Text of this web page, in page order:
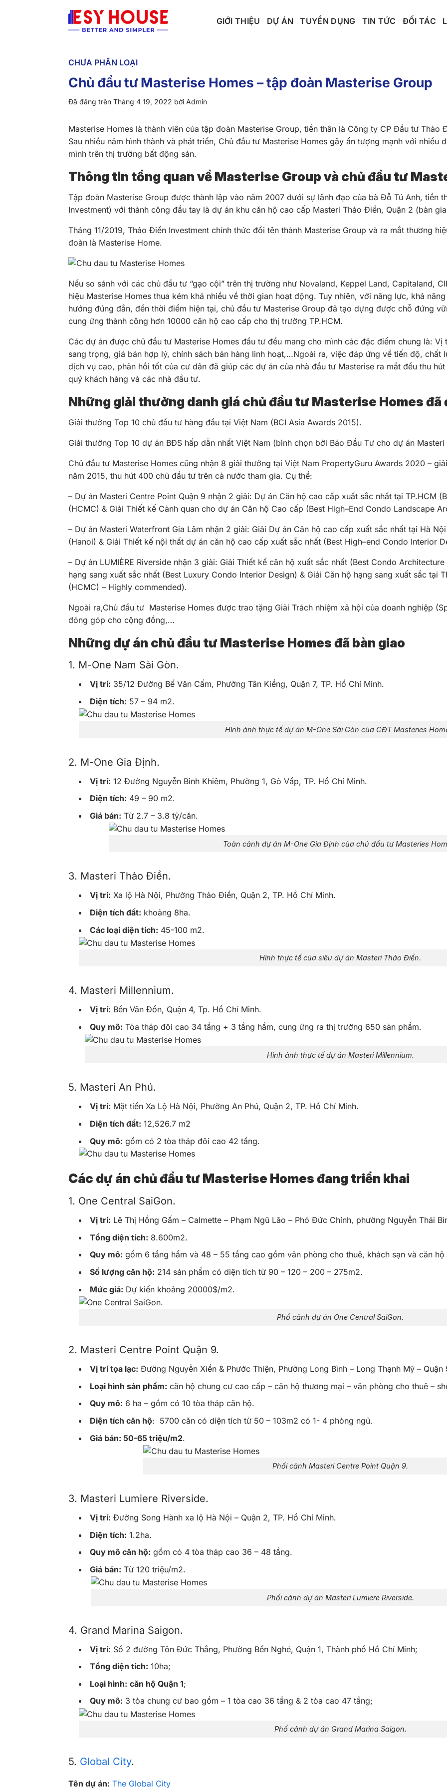
GIỚI THIỆU DỰ ÁN TUYỂN DỤNG TIN TỨC ĐỐI TÁC
CHƯA PHÂN LOẠI
Chủ đầu tư Masterise Homes – tập đoàn Masterise Group
Đã đăng trên Tháng 4 19, 2022 bởi Admin
Masterise Homes là thành viên của tập đoàn Masterise Group, tiền thân là Công ty CP Đầu tư
Sau nhiều năm hình thành và phát triển, Chủ đầu tư Masterise Homes gây ấn tượng mạnh với nhiều
mình trên thị trường bất động sản.
Thông tin tổng quan về Masterise Group và chủ đầu tư
Tập đoàn Masterise Group được thành lập vào năm 2007 dưới sự lãnh đạo của bà Đỗ Tú Anh, tiền
Investment) với thành công đầu tay là dự án khu căn hộ cao cấp Masteri Thảo Điền, Quận 2 (bàn
Tháng 11/2019, Thảo Điền Investment chính thức đổi tên thành Masterise Group và ra mắt thương
đoàn là Masterise Home.
Nếu so sánh với các chủ đầu tư “gạo cội” trên thị trường như Novaland, Keppel Land, Capitaland,
hiệu Masterise Homes thua kém khá nhiều về thời gian hoạt động. Tuy nhiên, với năng lực, khả
hướng đúng đắn, đến thời điểm hiện tại, chủ đầu tư Masterise Group đã tạo dựng được chỗ đứng
cung ứng thành công hơn 10000 căn hộ cao cấp cho thị trường TP.HCM.
Các dự án được chủ đầu tư Masterise Homes đầu tư đều mang cho mình các đặc điểm chung là:
sang trọng, giá bán hợp lý, chính sách bán hàng linh hoạt,…Ngoài ra, việc đáp ứng về tiến độ,
dịch vụ cao, phản hồi tốt của cư dân đã giúp các dự án của nhà đầu tư Masterise ra mắt đều thu
quý khách hàng và các nhà đầu tư.
Những giải thưởng danh giá chủ đầu tư Masterise Homes đã
Giải thưởng Top 10 chủ đầu tư hàng đầu tại Việt Nam (BCI Asia Awards 2015).
Giải thưởng Top 10 dự án BĐS hấp dẫn nhất Việt Nam (bình chọn bởi Báo Đầu Tư cho dự án
Chủ đầu tư Masterise Homes cũng nhận 8 giải thưởng tại Việt Nam PropertyGuru Awards 2020 –
năm 2015, thu hút 400 chủ đầu tư trên cả nước tham gia. Cụ thể:
– Dự án Masteri Centre Point Quận 9 nhận 2 giải: Dự án Căn hộ cao cấp xuất sắc nhất tại TP.HCM
(HCMC) & Giải Thiết kế Cảnh quan cho dự án Căn hộ Cao cấp (Best High–End Condo Landscape
– Dự án Masteri Waterfront Gia Lâm nhận 2 giải: Giải Dự án Căn hộ cao cấp xuất sắc nhất tại Hà
(Hanoi) & Giải Thiết kế nội thất dự án căn hộ cao cấp xuất sắc nhất (Best High–end Condo Interior
– Dự án LUMIÈRE Riverside nhận 3 giải: Giải Thiết kế căn hộ xuất sắc nhất (Best Condo
hạng sang xuất sắc nhất (Best Luxury Condo Interior Design) & Giải Căn hộ hạng sang xuất sắc tại
(HCMC) – Highly commended).
Ngoài ra,Chủ đầu tư Masterise Homes được trao tặng Giải Trách nhiệm xã hội của doanh nghiệp
đóng góp cho cộng đồng,…
Những dự án chủ đầu tư Masterise Homes đã bàn giao
1. M-One Nam Sài Gòn.
Vị trí: 35/12 Đường Bế Văn Cấm, Phường Tân Kiểng, Quận 7, TP. Hồ Chí Minh.
Diện tích: 57 – 94 m2.
Hình ảnh thực tế dự án M-One Sài Gòn của CĐT Masteries
2. M-One Gia Định.
Vị trí: 12 Đường Nguyễn Bỉnh Khiêm, Phường 1, Gò Vấp, TP. Hồ Chí Minh.
Diện tích: 49 – 90 m2.
Giá bán: Từ 2.7 – 3.8 tỷ/căn.
Toàn cảnh dự án M-One Gia Định của chủ đầu tư Masteries
3. Masteri Thảo Điền.
Vị trí: Xa lộ Hà Nội, Phường Thảo Điền, Quận 2, TP. Hồ Chí Minh.
Diện tích đất: khoảng 8ha.
Các loại diện tích: 45-100 m2.
Hình thực tế của siêu dự án Masteri Thảo Điền.
4. Masteri Millennium.
Vị trí: Bến Vân Đồn, Quận 4, Tp. Hồ Chí Minh.
Quy mô: Tòa tháp đôi cao 34 tầng + 3 tầng hầm, cung ứng ra thị trường 650 sản phẩm.
Hình ảnh thực tế dự án Masteri Millennium.
5. Masteri An Phú.
Vị trí: Mặt tiền Xa Lộ Hà Nội, Phường An Phú, Quận 2, TP. Hồ Chí Minh.
Diện tích đất: 12,526.7 m2
Quy mô: gồm có 2 tòa tháp đôi cao 42 tầng.
Các dự án chủ đầu tư Masterise Homes đang triển khai
1. One Central SaiGon.
Vị trí: Lê Thị Hồng Gấm – Calmette – Phạm Ngũ Lão – Phó Đức Chính, phường Nguyễn Thái
Tổng diện tích: 8.600m2.
Quy mô: gồm 6 tầng hầm và 48 – 55 tầng cao gồm văn phòng cho thuê, khách sạn và căn hộ
Số lượng căn hộ: 214 sản phẩm có diện tích từ 90 – 120 – 200 – 275m2.
Mức giá: Dự kiến khoảng 20000$/m2.
Phố cảnh dự án One Central SaiGon.
2. Masteri Centre Point Quận 9.
Vị trí tọa lạc: Đường Nguyễn Xiển & Phước Thiện, Phường Long Bình – Long Thạnh Mỹ – Quận
Loại hình sản phẩm: căn hộ chung cư cao cấp – căn hộ thương mại – văn phòng cho thuê –
Quy mô: 6 ha – gồm có 10 tòa tháp căn hộ.
Diện tích căn hộ: 5700 căn có diện tích từ 50 – 103m2 có 1- 4 phòng ngủ.
Giá bán: 50-65 triệu/m2.
Phối cảnh Masteri Centre Point Quận 9.
3. Masteri Lumiere Riverside.
Vị trí: Đường Song Hành xa lộ Hà Nội – Quận 2, TP. Hồ Chí Minh.
Diện tích: 1.2ha.
Quy mô căn hộ: gồm có 4 tòa tháp cao 36 – 48 tầng.
Giá bán: Từ 120 triệu/m2.
Phối cảnh dự án Masteri Lumiere Riverside.
4. Grand Marina Saigon.
Vị trí: Số 2 đường Tôn Đức Thắng, Phường Bến Nghé, Quận 1, Thành phố Hồ Chí Minh;
Tổng diện tích: 10ha;
Loại hình: căn hộ Quận 1;
Quy mô: 3 tòa chung cư bao gồm – 1 tòa cao 36 tầng & 2 tòa cao 47 tầng;
Phố cảnh dự án Grand Marina Saigon.
5. Global City.
Tên dự án: The Global City